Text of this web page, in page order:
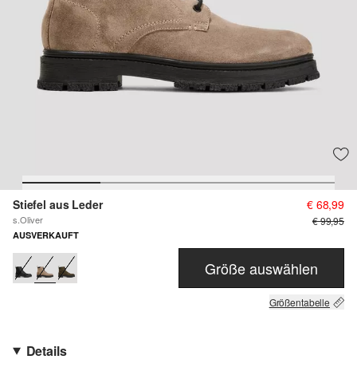
Stiefel aus Leder
s.Oliver
€ 68,99
€ 99,95
AUSVERKAUFT
Größe auswählen
Größentabelle
Details